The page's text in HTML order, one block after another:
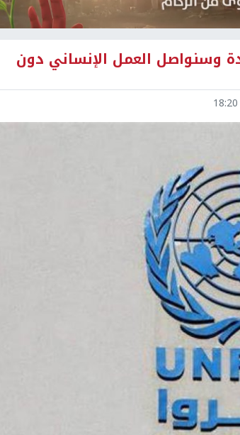
وسنواصل العمل الإنساني دون